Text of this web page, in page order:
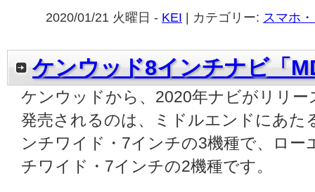
2020/01/21 火曜日 - KEI | カテゴリー: スマホ
ケンウッド8インチナビ「
ケンウッドから、2020年ナビがリリ
発売されるのは、ミドルエンドにあた
ンチワイド・7インチの3機種で、ロー
チワイド・7インチの2機種です。